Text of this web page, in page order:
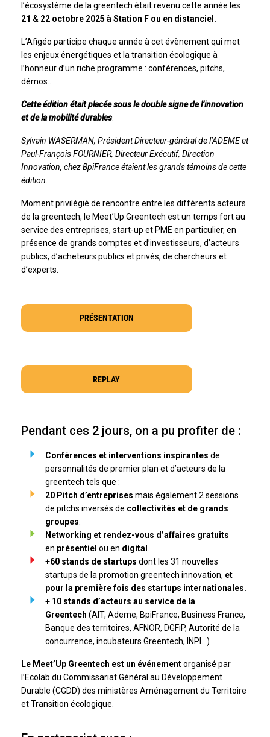
l’écosystème de la greentech était revenu cette année les
21 & 22 octobre 2025 à Station F ou en distanciel.
L’Afigéo participe chaque année à cet évènement qui met
les enjeux énergétiques et la transition écologique à
l’honneur d’un riche programme : conférences, pitchs,
démos…
Cette édition était placée sous le double signe de l’innovation
et de la mobilité durables.
Sylvain WASERMAN, Président Directeur-général de l’ADEME et
Paul-François FOURNIER, Directeur Exécutif, Direction
Innovation, chez BpiFrance étaient les grands témoins de cette
édition.
Moment privilégié de rencontre entre les différents acteurs
de la greentech, le Meet’Up Greentech est un temps fort au
service des entreprises, start-up et PME en particulier, en
présence de grands comptes et d’investisseurs, d’acteurs
publics, d’acheteurs publics et privés, de chercheurs et
d’experts.
PRÉSENTATION
REPLAY
Pendant ces 2 jours, on a pu profiter de :
Conférences et interventions inspirantes de
personnalités de premier plan et d’acteurs de la
greentech tels que :
20 Pitch d’entreprises mais également 2 sessions
de pitchs inversés de collectivités et de grands
groupes
Networking et rendez-vous d’affaires gratuits
en présentiel ou en digital
+60 stands de startups dont les 31 nouvelles
startups de la promotion greentech innovation, et
pour la première fois des startups internationales.
+ 10 stands d’acteurs au service de la
Greentech (AIT, Ademe, BpiFrance, Business France,
Banque des territoires, AFNOR, DGFiP, Autorité de la
concurrence, incubateurs Greentech, INPI…)
Le Meet’Up Greentech est un événementorganisé par
l’Ecolab du Commissariat Général au Développement
Durable (CGDD) des ministères Aménagement du Territoire
et Transition écologique.